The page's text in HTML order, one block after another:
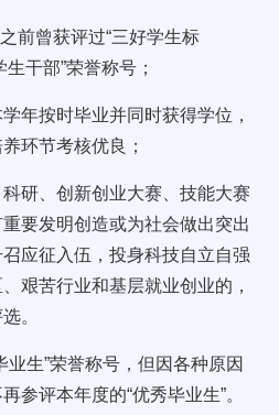
前曾获评过“三好学生标
生干部”荣誉称号；
年按时毕业并同时获得学位，
环节考核优良；
研、创新创业大赛、技能大赛
要发明创造或为社会做出突出
应征入伍，投身科技自立自强
艰苦行业和基层就业创业的，
。
业生”荣誉称号，但因各种原因
参评本年度的“优秀毕业生”。